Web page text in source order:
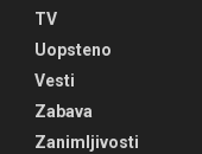
TV
Uopsteno
Vesti
Zabava
Zanimljivosti